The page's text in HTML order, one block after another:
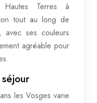
Terres à
tout au long de
avec ses couleurs
agréable pour
les Vosges varie